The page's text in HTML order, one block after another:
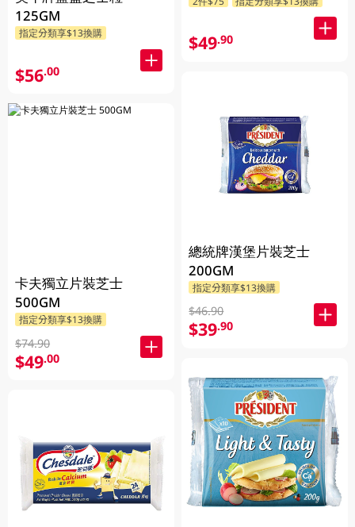
125GM
指定分類享$13換購
$56.00
卡夫獨立片裝芝士
500GM
指定分類享$13換購
$74.90
$49.00
$49.90
總統牌漢堡片裝芝士
200GM
指定分類享$13換購
$46.90
$39.90